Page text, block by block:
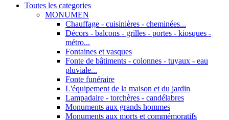
Toutes les categories
MONUMEN
Chauffage - cuisinières - cheminées...
Décors - balcons - grilles - portes - kiosques -
métro...
Fontaines et vasques
Fonte de bâtiments - colonnes - tuyaux - eau
pluviale...
Fonte funéraire
L'équipement de la maison et du jardin
Lampadaire - torchères - candélabres
Monuments aux grands hommes
Monuments aux morts et commémoratifs